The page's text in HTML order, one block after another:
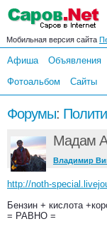
Мобильная версия сайта
Афиша Объявления
Фотоальбом
Сайты
Форумы:
Мадам
Владимир
http://noth-
Бензин + кислота
= РАВНО =